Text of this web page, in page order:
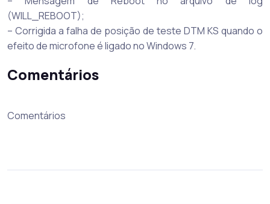
(WILL_REBOOT);
– Corrigida a falha de posição de teste DTM KS quando o
efeito de microfone é ligado no Windows 7.
Comentários
Comentários